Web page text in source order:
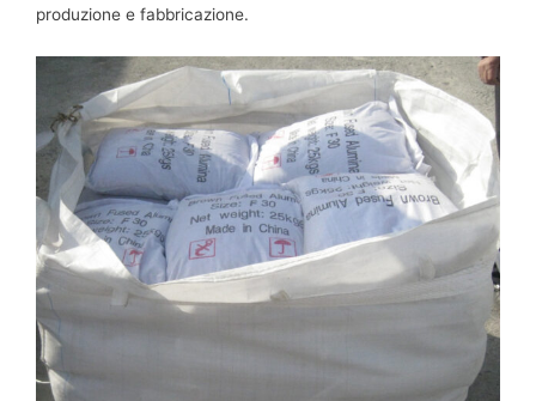
produzione e fabbricazione.